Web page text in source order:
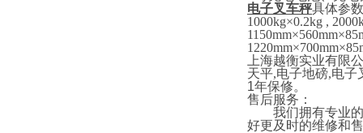
电子叉车秤具体参
1000kg×0.2kg ,
1150mm×56
上海越衡实业有限
天平,电子地磅,电子
1年保修。
售后服务：
我们拥有专业的
好更及时的维修和